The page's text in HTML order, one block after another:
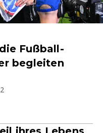
Fußball-
begleiten